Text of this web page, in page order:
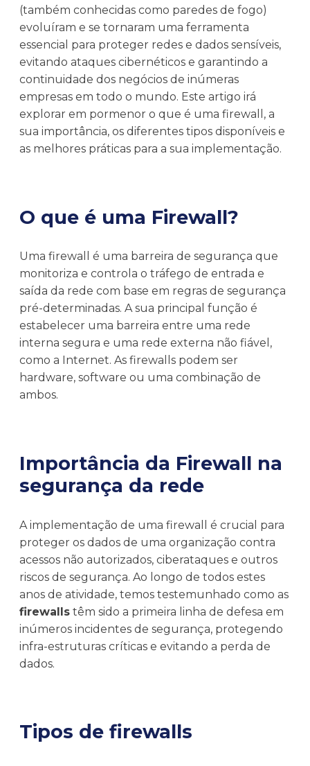
(também conhecidas como paredes de fogo)
evoluíram e se tornaram uma ferramenta
essencial para proteger redes e dados sensíveis,
evitando ataques cibernéticos e garantindo a
continuidade dos negócios de inúmeras
empresas em todo o mundo. Este artigo irá
explorar em pormenor o que é uma firewall, a
sua importância, os diferentes tipos disponíveis e
as melhores práticas para a sua implementação.
O que é uma Firewall?
Uma firewall é uma barreira de segurança que
monitoriza e controla o tráfego de entrada e
saída da rede com base em regras de segurança
pré-determinadas. A sua principal função é
estabelecer uma barreira entre uma rede
interna segura e uma rede externa não fiável,
como a Internet. As firewalls podem ser
hardware, software ou uma combinação de
ambos.
Importância da Firewall na
segurança da rede
A implementação de uma firewall é crucial para
proteger os dados de uma organização contra
acessos não autorizados, ciberataques e outros
riscos de segurança. Ao longo de todos estes
anos de atividade, temos testemunhado como as
firewallstêm sido a primeira linha de defesa em
inúmeros incidentes de segurança, protegendo
infra-estruturas críticas e evitando a perda de
dados.
Tipos de firewalls